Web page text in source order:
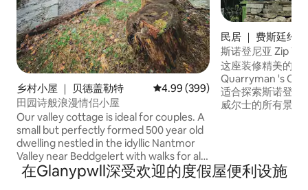
乡村小屋 ｜ 贝德盖勒特 平均评分 4.99 分（满分 5 分），
4.99 (399)
田园诗般浪漫情侣小屋
Our valley cottage is ideal for couples. A
small but perfectly formed 500 year old
dwelling nestled in the idyllic Nantmor
Valley near Beddgelert with walks for all
abilities directly from the front door We
have gorgeous views to sit & gaze out
民居 ｜ 费斯廷约格
斯诺登尼亚 Zip
这座装修精美的前
Quarryman 's
适合探索斯诺登尼
威尔士的所有景点
Stiniog MBT。 在市中心，您可以找到
在Glanypwll深受欢迎的度假屋便利设施